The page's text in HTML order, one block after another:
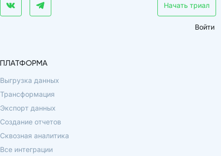
Начать триал
Войти
ПЛАТФОРМА
Выгрузка данных
Трансформация
Экспорт данных
Создание отчетов
Сквозная аналитика
Все интеграции